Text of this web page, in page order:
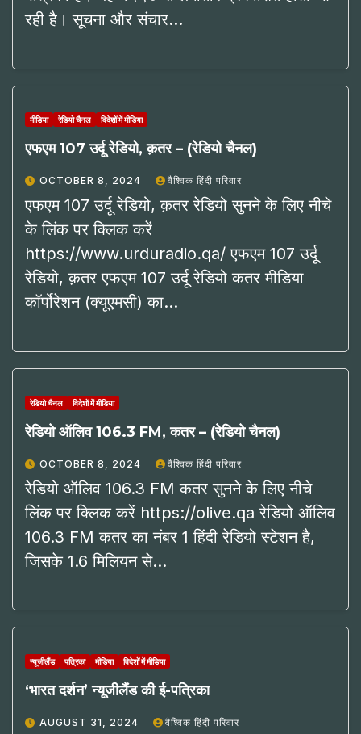
रही है। सूचना और संचार…
मीडिया रेडियो चैनल विदेशों में मीडिया
एफएम 107 उर्दू रेडियो, क़तर – (रेडियो चैनल)
OCTOBER 8, 2024 वैश्विक हिंदी परिवार
एफएम 107 उर्दू रेडियो, क़तर रेडियो सुनने के लिए नीचे
के लिंक पर क्लिक करें
https://www.urduradio.qa/ एफएम 107 उर्दू
रेडियो, क़तर एफएम 107 उर्दू रेडियो कतर मीडिया
कॉर्पोरेशन (क्यूएमसी) का…
रेडियो चैनल विदेशों में मीडिया
रेडियो ऑलिव 106.3 FM, कतर – (रेडियो चैनल)
OCTOBER 8, 2024 वैश्विक हिंदी परिवार
रेडियो ऑलिव 106.3 FM कतर सुनने के लिए नीचे
लिंक पर क्लिक करें https://olive.qa रेडियो ऑलिव
106.3 FM कतर का नंबर 1 हिंदी रेडियो स्टेशन है,
जिसके 1.6 मिलियन से…
न्यूजीलैंड पत्रिका मीडिया विदेशों में मीडिया
‘भारत दर्शन’ न्यूजीलैंड की ई-पत्रिका
AUGUST 31, 2024 वैश्विक हिंदी परिवार